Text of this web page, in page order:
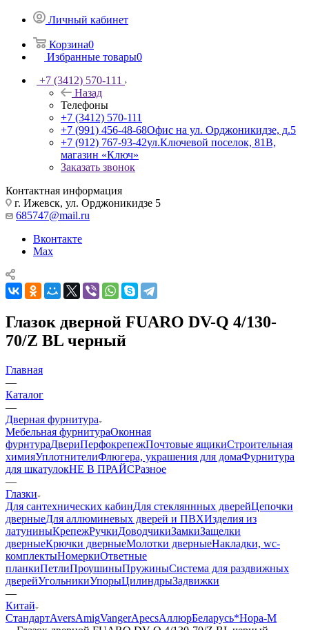
Личный кабинет
Корзина0
Избранные товары0
+7 (3412) 570-111
Назад
Телефоны
+7 (3412) 570-111
+7 (991) 456-48-68Офис на ул. Орджоникидзе, д.5
+7 (912) 767-93-42ул.Ключевой поселок, 81В,
магазин «Ключ»
Заказать звонок
Контактная информация
г. Ижевск, ул. Орджоникидзе 5
685747@mail.ru
Вконтакте
Max
Глазок дверной FUARO DV-Q 4/130-
70/Z BL черный
Главная
—
Каталог
—
Дверная фурнитура
Мебельная фурнитураОконная
фурнтураДвериПерфокрепежПочтовые ящикиСтроительная
химияУплотнителиФлюгера, украшения для домаФурнитура
для шкатулокНЕ В ПРАЙСРазное
—
Глазки
Для сантехнических кабинДля стекляннных дверейЦепочки
дверныеДля аллюминевых дверей и ПВХИзделия из
латуниныКрепежРучкиДоводчикиЗамкиЗащелки
дверныеКрючки дверныеМолотки дверныеНакладки, wc-
комплектыНомеркиОтветные
планкиПетлиПроушиныПружиныСистема для раздвижных
дверейУгольникиУпорыЦилиндрыЗадвижки
—
Китай
СтандартAversAmigVangerApecsАллюрБеларусь*Нора-М